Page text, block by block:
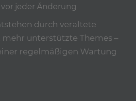
jeder Änderung
durch veraltete
unterstützte Themes –
regelmäßigen Wartung